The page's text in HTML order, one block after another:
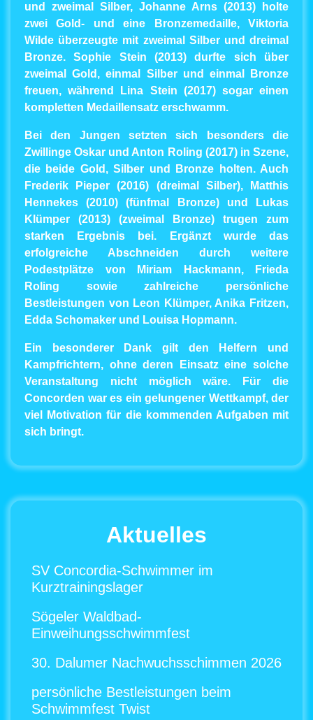
und zweimal Silber, Johanne Arns (2013) holte
zwei Gold- und eine Bronzemedaille, Viktoria
Wilde überzeugte mit zweimal Silber und dreimal
Bronze. Sophie Stein (2013) durfte sich über
zweimal Gold, einmal Silber und einmal Bronze
freuen, während Lina Stein (2017) sogar einen
kompletten Medaillensatz erschwamm.
Bei den Jungen setzten sich besonders die
Zwillinge Oskar und Anton Roling (2017) in Szene,
die beide Gold, Silber und Bronze holten. Auch
Frederik Pieper (2016) (dreimal Silber), Matthis
Hennekes (2010) (fünfmal Bronze) und Lukas
Klümper (2013) (zweimal Bronze) trugen zum
starken Ergebnis bei. Ergänzt wurde das
erfolgreiche Abschneiden durch weitere
Podestplätze von Miriam Hackmann, Frieda
Roling sowie zahlreiche persönliche
Bestleistungen von Leon Klümper, Anika Fritzen,
Edda Schomaker und Louisa Hopmann.
Ein besonderer Dank gilt den Helfern und
Kampfrichtern, ohne deren Einsatz eine solche
Veranstaltung nicht möglich wäre. Für die
Concorden war es ein gelungener Wettkampf, der
viel Motivation für die kommenden Aufgaben mit
sich bringt.
Aktuelles
SV Concordia-Schwimmer im
Kurztrainingslager
Sögeler Waldbad-
Einweihungsschwimmfest
30. Dalumer Nachwuchsschimmen 2026
persönliche Bestleistungen beim
Schwimmfest Twist